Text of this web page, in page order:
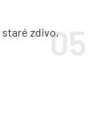
zdivo,